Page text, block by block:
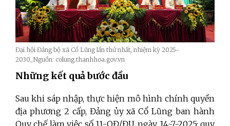
Đại hội Đảng bộ xã Cổ Lũng lần thứ nhất, nhiệm kỳ 2025-
2030_Nguồn: colung.thanhhoa.gov.vn
Những kết quả bước đầu
Sau khi sáp nhập, thực hiện mô hình chính quyền
địa phương 2 cấp, Đảng ủy xã Cổ Lũng ban hành